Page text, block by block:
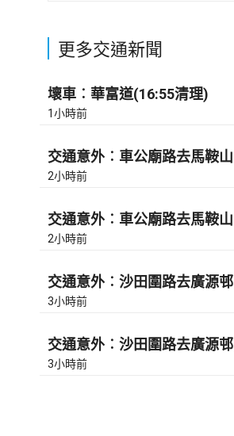
更多交通新聞
壞車︰華富道(16:55清理)
1小時前
交通意外︰車公廟路去馬鞍
2小時前
交通意外︰車公廟路去馬鞍
2小時前
交通意外︰沙田圍路去廣源
3小時前
交通意外︰沙田圍路去廣源
3小時前